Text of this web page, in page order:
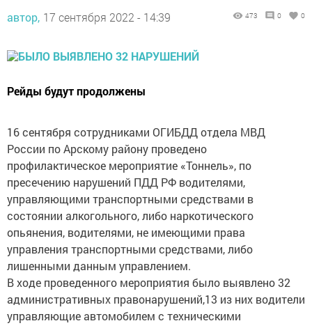
России по Арскому району проведено
профилактическое мероприятие «Тоннель», по
пресечению нарушений ПДД РФ водителями,
управляющими транспортными средствами в
состоянии алкогольного, либо наркотического
опьянения, водителями, не имеющими права
управления транспортными средствами, либо
лишенными данным управлением.
В ходе проведенного мероприятия было выявлено 32
административных правонарушений,13 из них водители
управляющие автомобилем с техническими
неисправностями транспортных средств, 5